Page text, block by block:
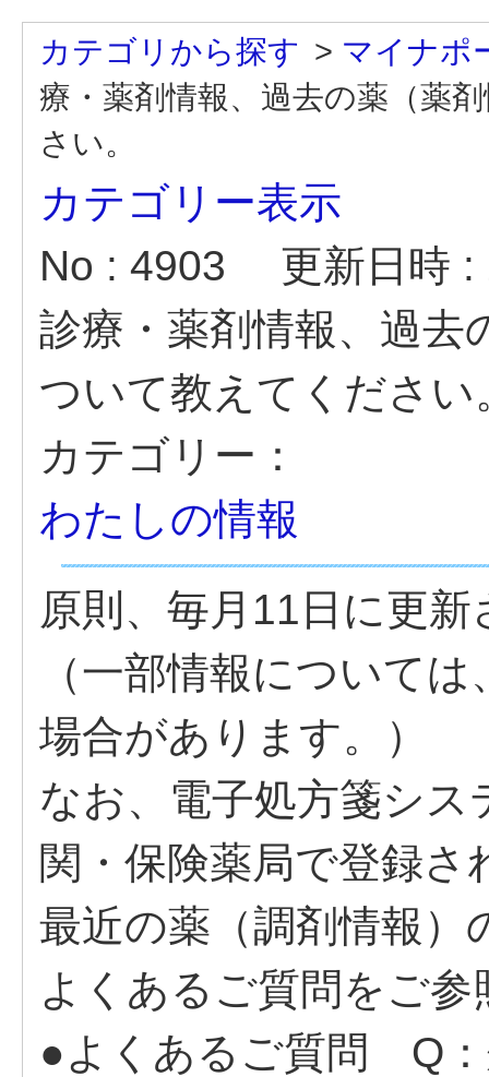
カテゴリから探す > マイナポ
療・薬剤情報、過去の薬（薬
さい。
カテゴリー表示
No : 4903
更新日時
診療・薬剤情報、過去
ついて教えてください
カテゴリー：
わたしの情報
原則、毎月11日に更新
（一部情報について
場合があります。）
なお、電子処方箋シ
関・保険薬局で登録
最近の薬（調剤情報）
よくあるご質問をご
●よくあるご質問 Q：